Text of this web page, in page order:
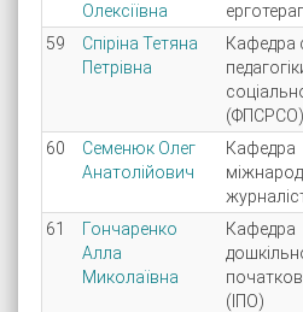
Олексіївна
59
Спіріна Тетяна
Петрівна
Кафедра
(ФПСРСО)
60
Семенюк Олег
Анатолійович
Кафедра
61
Гончаренко
Алла
Миколаївна
Кафедра
(ІПО)